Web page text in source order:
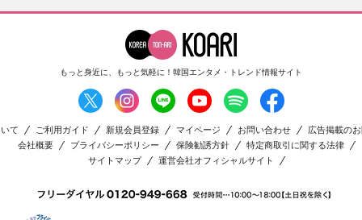
もっと身近に、もっと気軽に！ 韓国エンタメ・トレンド情報サイト
て ご利用ガイド 新規会員登録 マイページ お問い合わせ
広告掲載の
会社概要
プライバシーポリシー 保険勧誘方針
特定商取引に関する法律
サイトマップ
運営会社オフィシャルサイト